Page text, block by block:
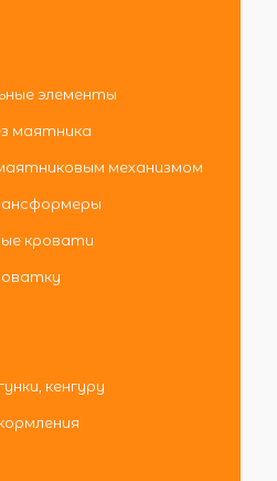
элементы
маятника
механизмом
кровати
кенгуру